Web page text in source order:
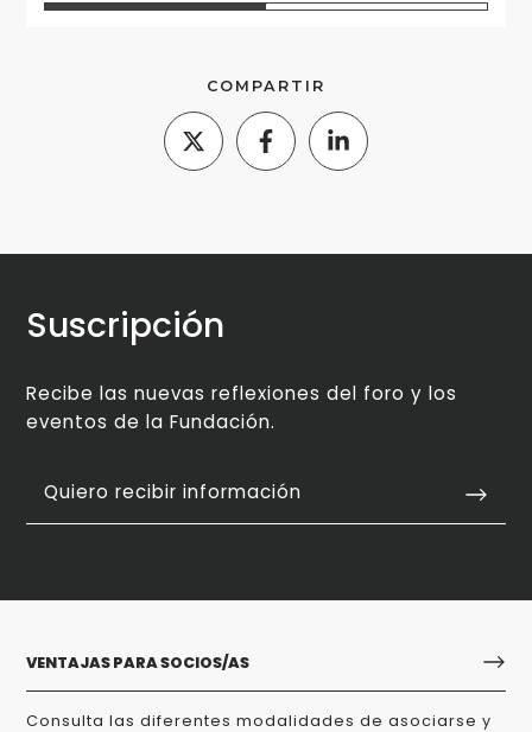
COMPARTIR
Suscripción
Recibe las nuevas reflexiones del foro y los
eventos de la Fundación.
Quiero recibir información
VENTAJAS PARA SOCIOS/AS
Consulta las diferentes modalidades de asociarse y